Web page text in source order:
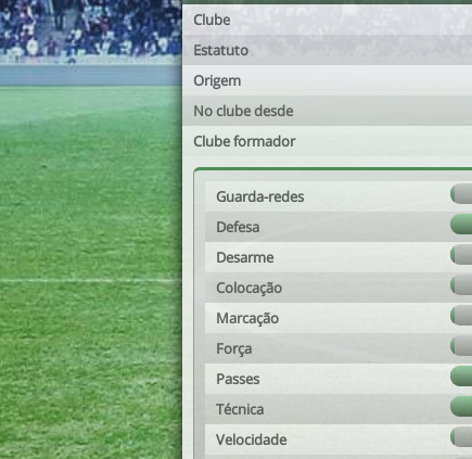
Clube
Estatuto
Origem
No clube desde
Clube formador
Guarda-redes
Defesa
Desarme
Colocação
Marcação
Força
Passes
Técnica
Velocidade